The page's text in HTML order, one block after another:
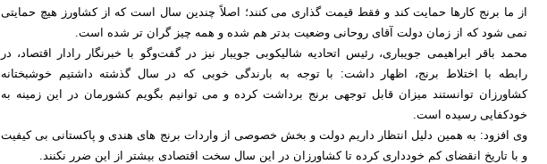
از ما برنج کارها حمایت کند و فقط قیمت گذاری می کنند؛ اصلاً چندین سال است که از کشاورز هیچ حمایتی
نمی شود که از زمان دولت آقای روحانی وضعیت بدتر هم شده و همه چیز گران تر شده است.
محمد باقر ابراهیمی جویباری، رئیس اتحادیه شالیکوبی جویبار نیز در گفت‌وگو با خبرنگار رادار اقتصاد، در
رابطه با اختلاط برنج، اظهار داشت: با توجه به بارندگی خوبی که در سال گذشته داشتیم خوشبختانه
کشاورزان توانستند میزان قابل توجهی برنج برداشت کرده و می توانیم بگویم کشورمان در این زمینه به
خودکفایی رسیده است.
وی افزود: به همین دلیل انتظار داریم دولت و بخش خصوصی از واردات برنج های هندی و پاکستانی بی کیفیت
و با تاریخ انقضای کم خودداری کرده تا کشاورزان در این سال سخت اقتصادی بیشتر از این ضرر نکنند.